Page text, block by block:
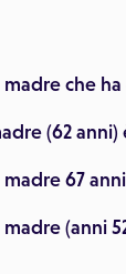
che
(62 anni)
67
(anni